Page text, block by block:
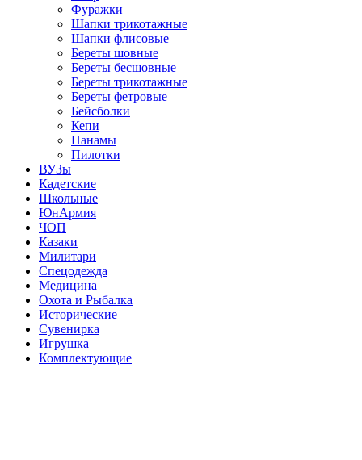
Фуражки
Шапки трикотажные
Шапки флисовые
Береты шовные
Береты бесшовные
Береты трикотажные
Береты фетровые
Бейсболки
Кепи
Панамы
Пилотки
ВУЗы
Кадетские
Школьные
ЮнАрмия
ЧОП
Казаки
Милитари
Спецодежда
Медицина
Охота и Рыбалка
Исторические
Сувенирка
Игрушка
Комплектующие